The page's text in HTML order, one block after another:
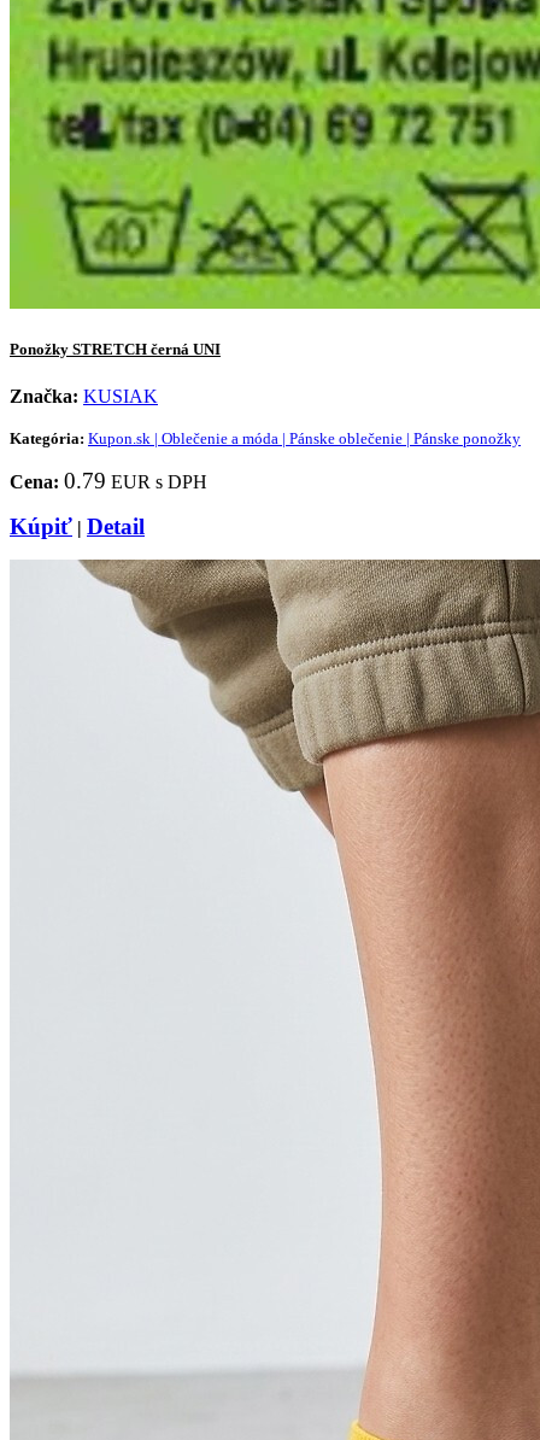
Ponožky STRETCH černá UNI
Značka: KUSIAK
Kategória: Kupon.sk | Oblečenie a móda | Pánske oblečenie | Pánske ponožky
Cena: 0.79 EUR s DPH
Kúpiť | Detail